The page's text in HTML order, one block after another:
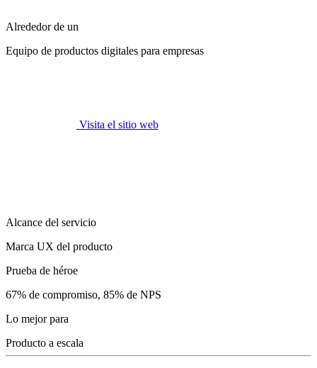
Alrededor de un
Equipo de productos digitales para empresas
Visita el sitio web
Alcance del servicio
Marca UX del producto
Prueba de héroe
67% de compromiso, 85% de NPS
Lo mejor para
Producto a escala